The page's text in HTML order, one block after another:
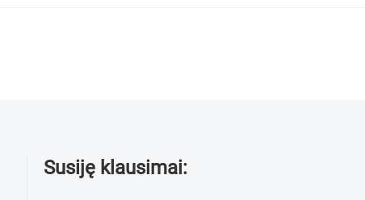
Susiję klausimai: